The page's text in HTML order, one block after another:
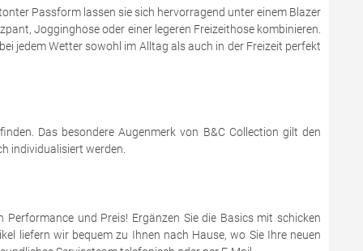
Passform lassen sie sich hervorragend unter einem Blazer
Jogginghose oder einer legeren Freizeithose kombinieren.
jedem Wetter sowohl im Alltag als auch in der Freizeit perfekt
Das besondere Augenmerk von B&C Collection gilt den
individualisiert werden.
und Preis! Ergänzen Sie die Basics mit schicken
liefern wir bequem zu Ihnen nach Hause, wo Sie Ihre neuen